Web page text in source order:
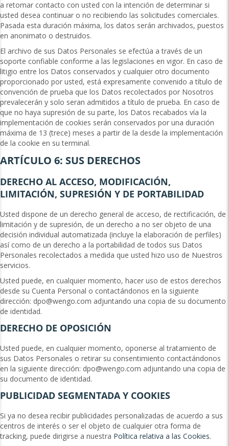
a retomar contacto con usted con la intención de determinar si
usted desea continuar o no recibiendo las solicitudes comerciales.
Pasada esta duración máxima, los datos serán archivados, puestos
en anonimato o destruidos.
El archivo de sus Datos Personales se efectúa a través de un
soporte confiable conforme a las legislaciones en vigor. En caso de
litigio entre los Datos conservados y cualquier otro documento
proporcionado por usted, está expresamente convenido a título de
convención de prueba que los Datos recolectados por Nosotros
prevalecerán y solo seran admitidos a título de prueba. En caso de
que no haya supresión de su parte, los Datos recabados vía la
implementación de cookies serán conservados por una duración
máxima de 13 (trece) meses a partir de la desde la implementación
de la cookie en su terminal.
ARTÍCULO 6: SUS DERECHOS
DERECHO AL ACCESO, MODIFICACIÓN,
LIMITACIÓN, SUPRESIÓN Y DE PORTABILIDAD
Usted dispone de un derecho general de acceso, de rectificación, de
limitación y de supresión, de un derecho a no ser objeto de una
decisión individual automatizada (incluye la elaboración de perfiles)
así como de un derecho a la portabilidad de todos sus Datos
Personales recolectados a medida que usted hizo uso de Nuestros
servicios.
Usted puede, en cualquier momento, hacer uso de estos derechos
desde su Cuenta Personal o contactándonos en la siguiente
dirección: dpo@wengo.com adjuntando una copia de su documento
de identidad.
DERECHO DE OPOSICIÓN
Usted puede, en cualquier momento, oponerse al tratamiento de
sus Datos Personales o retirar su consentimiento contactándonos
en la siguiente dirección: dpo@wengo.com adjuntando una copia de
su documento de identidad.
PUBLICIDAD SEGMENTADA Y COOKIES
Si ya no desea recibir publicidades personalizadas de acuerdo a sus
centros de interés o ser el objeto de cualquier otra forma de
tracking, puede dirigirse a nuestra Política relativa a las Cookies.